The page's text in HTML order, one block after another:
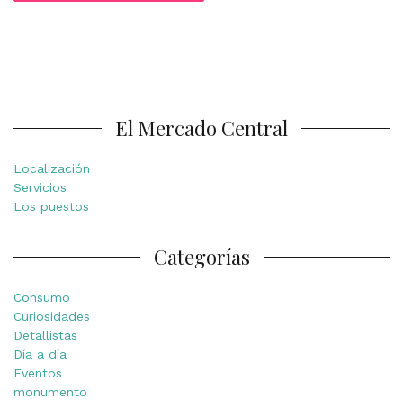
El Mercado Central
Localización
Servicios
Los puestos
Categorías
Consumo
Curiosidades
Detallistas
Día a día
Eventos
monumento